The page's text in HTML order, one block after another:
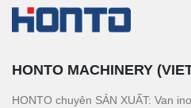
HONTO MACHINERY
HONTO chuyên SẢN XUẤT: Van